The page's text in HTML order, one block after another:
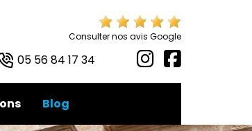
Consulter nos avis Google
05 56 84 17 34
Blog